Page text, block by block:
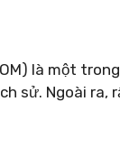
là một
sử. Ngoài